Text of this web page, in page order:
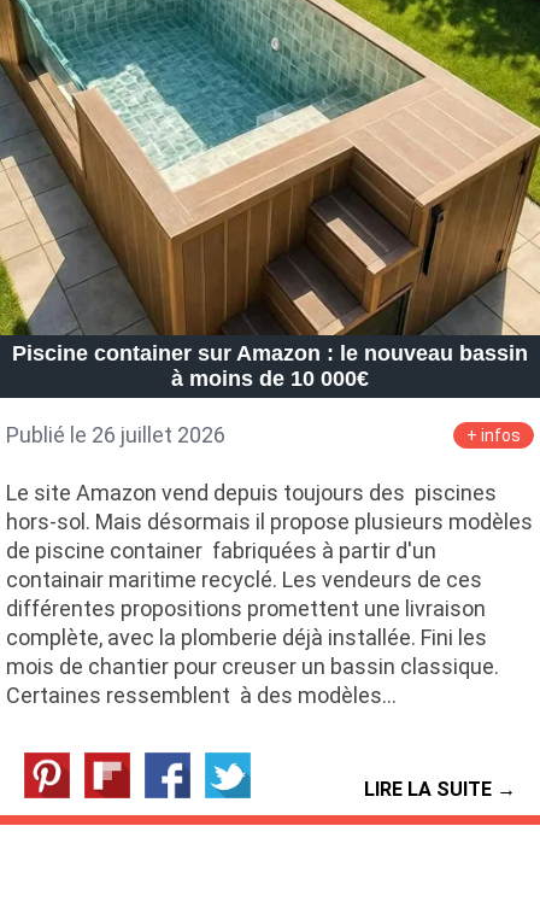
Piscine container sur Amazon : le nouveau bassin
à moins de 10 000€
Publié le 26 juillet 2026 + infos
Le site Amazon vend depuis toujours des piscines
hors-sol. Mais désormais il propose plusieurs modèles
de piscine container fabriquées à partir d'un
containair maritime recyclé. Les vendeurs de ces
différentes propositions promettent une livraison
complète, avec la plomberie déjà installée. Fini les
mois de chantier pour creuser un bassin classique.
Certaines ressemblent à des modèles…
LIRE LA SUITE →